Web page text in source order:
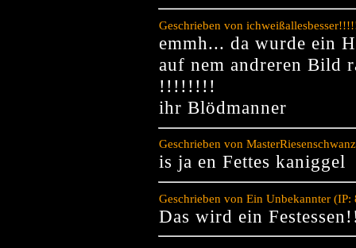
Geschrieben von
emmh... da wurde ein
auf nem andreren Bild
!!!!!!!!
ihr Blödmanner
Geschrieben von
is ja en Fettes kaniggel
Geschrieben von Ein Unbekannter
Das wird ein